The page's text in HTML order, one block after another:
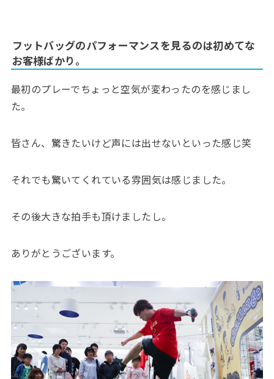
フットバッグのパフォーマンスを見るのは初めてな
お客様ばかり。
最初のプレーでちょっと空気が変わったのを感じまし
た。
皆さん、驚きたいけど声には出せないといった感じ笑
それでも驚いてくれている雰囲気は感じました。
その後大きな拍手も頂けましたし。
ありがとうございます。